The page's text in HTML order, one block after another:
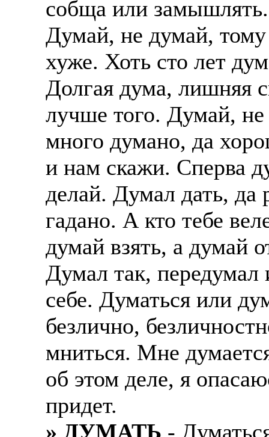
Также смотрите
отправке в другие
А также
рабочий,
стикеровщик.
# работа за границей
# работа за рубежом
# трудоустройство за
# трудоустройство за
В таких банках, как
Промсвязьбанк,
А также в компаниях:
СДЭК, ПЭК и т.д.
В направлениях: без
консультирование,
собща или
Думай, не думай,
хуже. Хоть сто лет
Долгая дума, лишняя
лучше того. Думай,
много думано, да
и нам скажи. Сперва
делай. Думал дать, да
гадано. А кто тебе
думай взять, а думай
Думал так, передумал
себе. Думаться или
безлично,
мниться. Мне
об этом деле, я
придет.
» ДУМАТЬ -